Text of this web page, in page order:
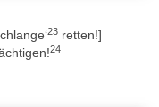
23 retten!]
24